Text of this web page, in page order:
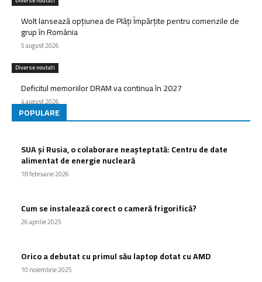
Wolt lansează opțiunea de Plăți Împărțite pentru comenzile de
grup în România
5 august 2026
Diverse noutati
Deficitul memoriilor DRAM va continua în 2027
4 august 2026
POPULARE
SUA și Rusia, o colaborare neașteptată: Centru de date
alimentat de energie nucleară
18 februarie 2026
Cum se instalează corect o cameră frigorifică?
26 aprilie 2025
Orico a debutat cu primul său laptop dotat cu AMD
10 noiembrie 2025